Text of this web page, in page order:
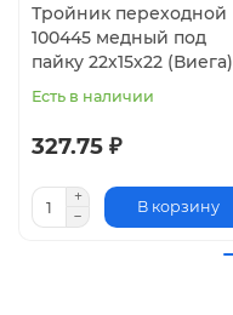
Тройник переходной
100445 медный под
пайку 22х15х22 (Виега)
Есть в наличии
327.75 ₽
В корзину